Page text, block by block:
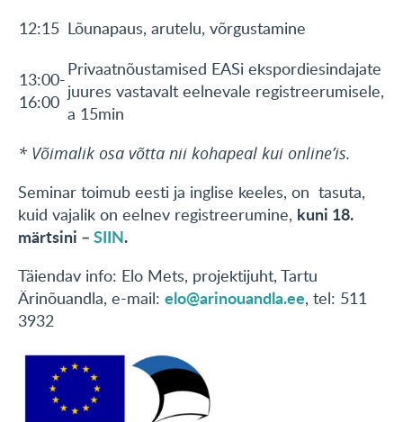
12:15 Lõunapaus, arutelu, võrgustamine
13:00-
16:00
Privaatnõustamised EASi ekspordiesindajate
juures vastavalt eelnevale registreerumisele,
a 15min
* Võimalik osa võtta nii kohapeal kui online’is.
Seminar toimub eesti ja inglise keeles, on tasuta,
kuid vajalik on eelnev registreerumine, kuni 18.
märtsini –SIIN.
Täiendav info: Elo Mets, projektijuht, Tartu
Ärinõuandla, e-mail: elo@arinouandla.ee, tel: 511
3932